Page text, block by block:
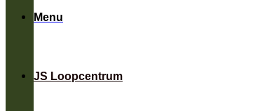
Menu
JS Loopcentrum